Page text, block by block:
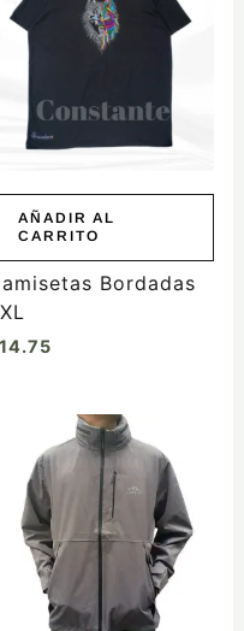
AÑADIR AL
CARRITO
Bordadas
14.75